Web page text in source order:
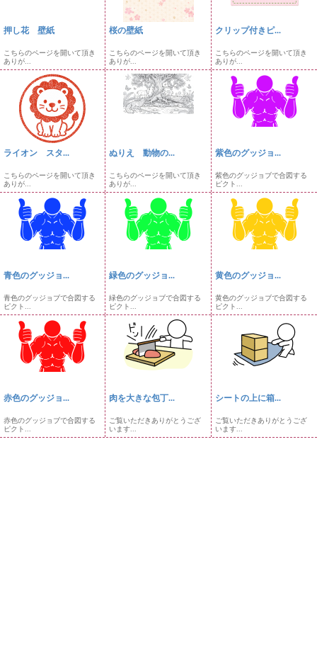
押し花 壁紙
こちらのページを開いて頂き
ありが...
桜の壁紙
こちらのページを開いて頂き
ありが...
クリップ付きピ...
こちらのページを開いて頂き
ありが...
ライオン スタ...
こちらのページを開いて頂き
ありが...
ぬりえ 動物の...
こちらのページを開いて頂き
ありが...
紫色のグッジョ...
紫色のグッジョブで合図する
ピクト...
青色のグッジョ...
青色のグッジョブで合図する
ピクト...
緑色のグッジョ...
緑色のグッジョブで合図する
ピクト...
黄色のグッジョ...
黄色のグッジョブで合図する
ピクト...
赤色のグッジョ...
赤色のグッジョブで合図する
ピクト...
肉を大きな包丁...
ご覧いただきありがとうござ
います...
シートの上に箱...
ご覧いただきありがとうござ
います...